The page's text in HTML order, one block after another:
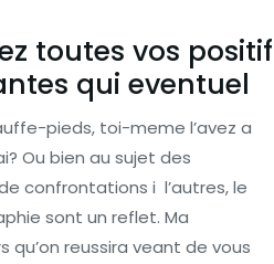
toutes vos positif
qui eventuel
pieds, toi-meme l’avez a
Ou bien au sujet des
confrontations i l’autres, le
sont un reflet. Ma
reussira veant de vous